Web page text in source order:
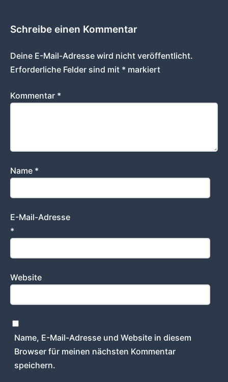
Schreibe einen Kommentar
Deine E-Mail-Adresse wird nicht veröffentlicht.
Erforderliche Felder sind mit * markiert
Kommentar *
Name *
E-Mail-Adresse
*
Website
Name, E-Mail-Adresse und Website in diesem
Browser für meinen nächsten Kommentar
speichern.